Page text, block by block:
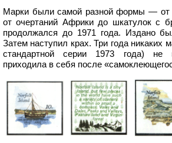
Марки были самой разной формы — от
от очертаний Африки до шкатулок с
продолжался до 1971 года. Издано
Затем наступил крах. Три года никаких
стандартной серии 1973 года) не
приходила в себя после